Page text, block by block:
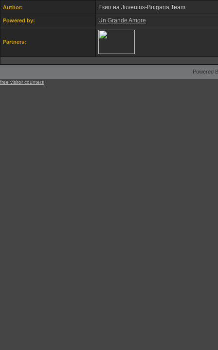
Author: Екип на Juventus-Bulgaria.Team
Powered by: Un Grande Amore
Partners:
Powered
free visitor counters